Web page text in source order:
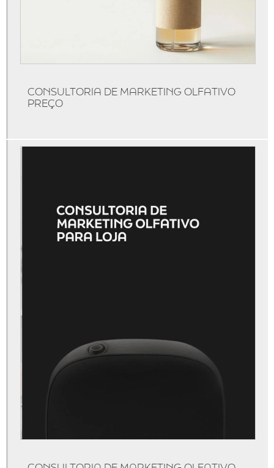
Produtos de marketing olfativo
Aromatização de lojas
Marketing olfativo sp
Aparelho aromatizador de ambiente elétrico
Aparelho aromatizador de ambiente profissional
Aparelho de cheirinho
CONSULTORIA DE MARKETING OLFATIVO
PREÇO